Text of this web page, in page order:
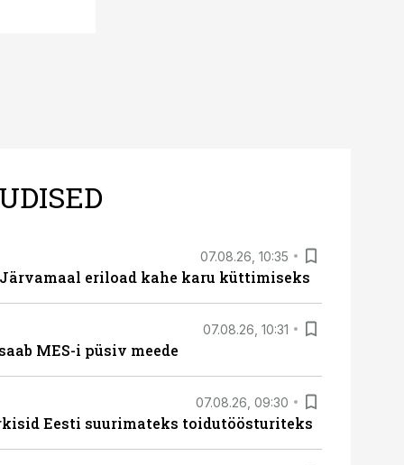
07.08.26, 10:35
eriload kahe karu küttimiseks
07.08.26, 10:31
MES-i püsiv meede
07.08.26, 09:30
Eesti suurimateks toidutöösturiteks